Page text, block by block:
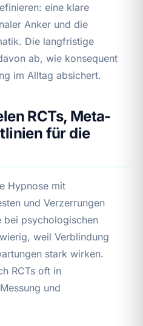
eine klare
Anker und die
Die langfristige
ab, wie konsequent
im Alltag absichert.
RCTs, Meta-
für die
Hypnose mit
und Verzerrungen
bei psychologischen
weil Verblindung
stark wirken.
RCTs oft in
und